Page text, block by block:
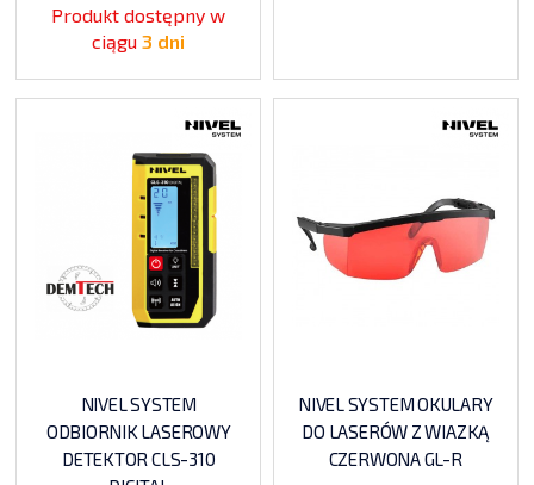
Produkt dostępny w
ciągu3 dni
NIVEL SYSTEM
ODBIORNIK LASEROWY
DETEKTOR CLS-310
NIVEL SYSTEM OKULARY
DO LASERÓW Z WIAZKĄ
CZERWONA GL-R